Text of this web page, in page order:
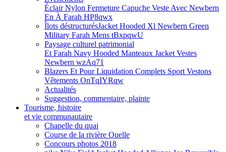
Éclair Nylon Fermeture Capuche Veste Avec Newbern
En À Farah HP8qwx
Îlots déstructurésJacket Hooded Xl Newbern Green
Military Farah Mens tBxpqwU
Paysage culturel patrimonial
Et Farah Navy Hooded Manteaux Jacket Vestes
Newbern wzAq71
Blazers Et Pour Liquidation Complets Sport Vestons
Vêtements OnTqIYRqw
Actualités
Suggestion, commentaire, plainte
Tourisme, histoire
et vie communautaire
Chapelle du quai
Course de la rivière Ouelle
Concours photos 2018